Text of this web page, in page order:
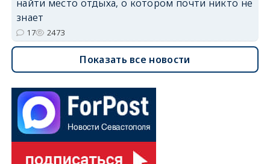
найти место отдыха, о котором почти никто не
знает
17 2473
Показать все новости